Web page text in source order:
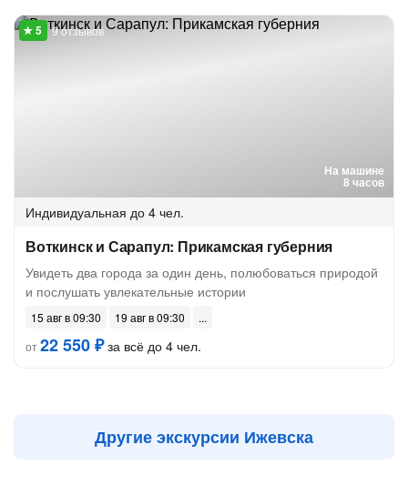
На машине
8 часов
9 отзывов
Индивидуальная до 4 чел.
Воткинск и Сарапул: Прикамская губерния
Увидеть два города за один день, полюбоваться природой
и послушать увлекательные истории
15 авг в 09:30
19 авг в 09:30
от22 550 ₽за всё до 4 чел.
Другие экскурсии Ижевска